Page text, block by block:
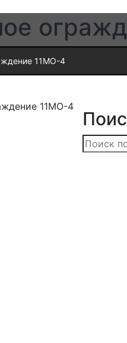
11МО-4
11МО-4
Искать: